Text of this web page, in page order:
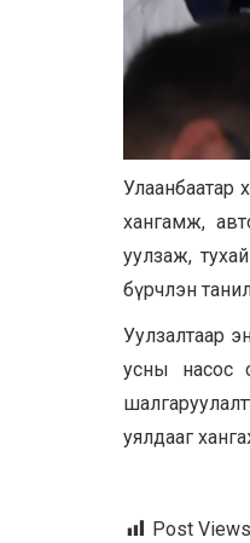
Улаанбаатар
хангамж,
уулзаж,
бүрчлэн
Уулзалтаар
усны насос
уялдааг
Post